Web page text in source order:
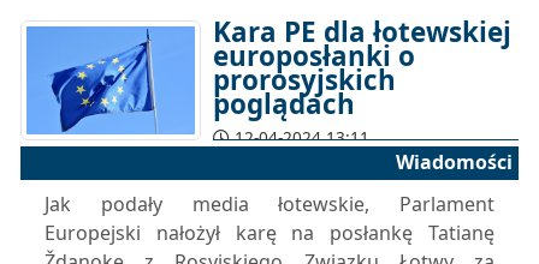
Kara PE dla łotewskiej
europosłanki o
prorosyjskich
poglądach
12-04-2024 13:11
Wiadomości
Jak podały media łotewskie, Parlament
Europejski nałożył karę na posłankę Tatianę